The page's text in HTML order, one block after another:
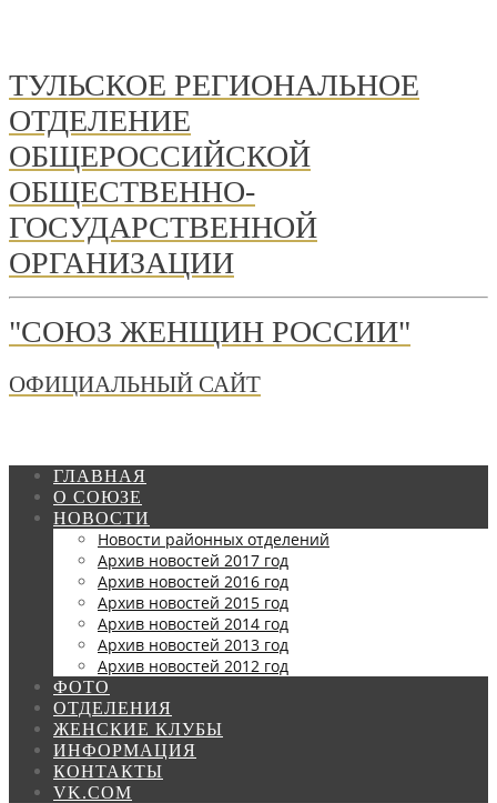
ТУЛЬСКОЕ РЕГИОНАЛЬНОЕ
ОТДЕЛЕНИЕ
ОБЩЕРОССИЙСКОЙ
ОБЩЕСТВЕННО-
ГОСУДАРСТВЕННОЙ
ОРГАНИЗАЦИИ
"СОЮЗ ЖЕНЩИН РОССИИ"
ОФИЦИАЛЬНЫЙ САЙТ
ГЛАВНАЯ
О СОЮЗЕ
НОВОСТИ
Новости районных отделений
Архив новостей 2017 год
Архив новостей 2016 год
Архив новостей 2015 год
Архив новостей 2014 год
Архив новостей 2013 год
Архив новостей 2012 год
ФОТО
ОТДЕЛЕНИЯ
ЖЕНСКИЕ КЛУБЫ
ИНФОРМАЦИЯ
КОНТАКТЫ
VK.COM